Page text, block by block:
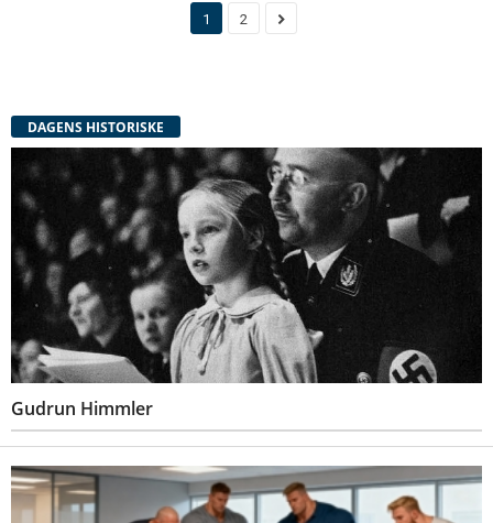
1 2
DAGENS HISTORISKE
Gudrun Himmler